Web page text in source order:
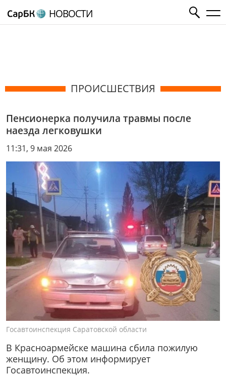
НОВОСТИ
ПРОИСШЕСТВИЯ
Пенсионерка получила травмы после
наезда легковушки
11:31, 9 мая 2026
Госавтоинспекция Саратовской области
В Красноармейске машина сбила пожилую
женщину. Об этом информирует
Госавтоинспекция.